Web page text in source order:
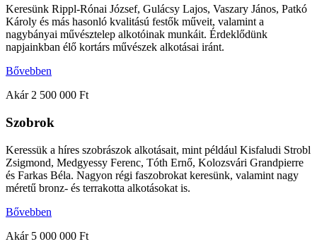
Keresünk Rippl-Rónai József, Gulácsy Lajos, Vaszary János, Patkó
Károly és más hasonló kvalitású festők műveit, valamint a
nagybányai művésztelep alkotóinak munkáit. Érdeklődünk
napjainkban élő kortárs művészek alkotásai iránt.​
Bővebben
Akár 2 500 000 Ft
Szobrok​
Keressük a híres szobrászok alkotásait, mint például Kisfaludi Strobl
Zsigmond, Medgyessy Ferenc, Tóth Ernő, Kolozsvári Grandpierre
és Farkas Béla. Nagyon régi faszobrokat keresünk, valamint nagy
méretű bronz- és terrakotta alkotásokat is.
Bővebben
Akár 5 000 000 Ft